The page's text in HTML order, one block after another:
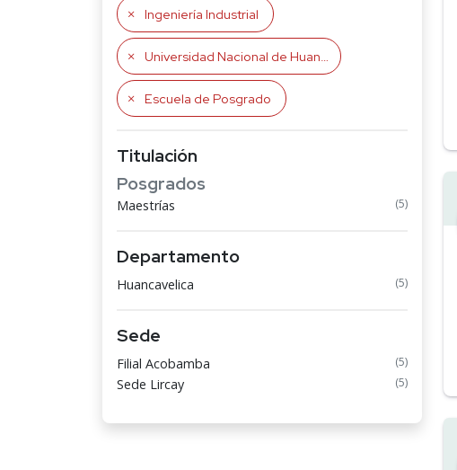
Ingeniería Industrial
Universidad Nacional de Huancavelica
Escuela de Posgrado
Titulación
Posgrados
Maestrías (5)
Departamento
Huancavelica (5)
Sede
Filial Acobamba (5)
Sede Lircay (5)